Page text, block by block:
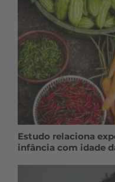
Estudo relaciona
infância com idade